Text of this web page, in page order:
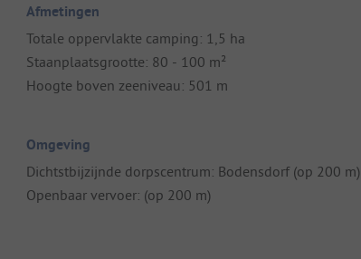
Afmetingen
Totale oppervlakte camping: 1,5 ha
Staanplaatsgrootte: 80 - 100 m²
Hoogte boven zeeniveau: 501 m
Omgeving
Dichtstbijzijnde dorpscentrum: Bodensdorf (op 200 m)
Openbaar vervoer: (op 200 m)